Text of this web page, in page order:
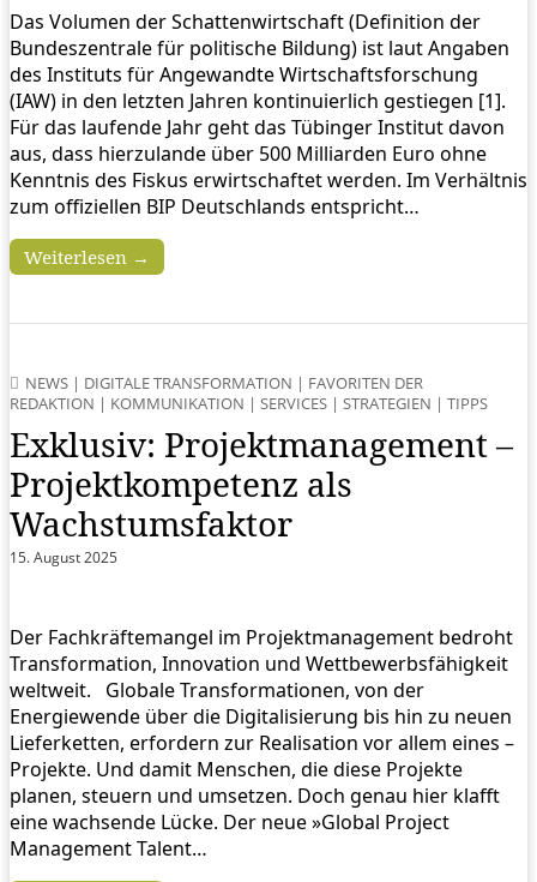
Das Volumen der Schattenwirtschaft (Definition der
Bundeszentrale für politische Bildung) ist laut Angaben
des Instituts für Angewandte Wirtschaftsforschung
(IAW) in den letzten Jahren kontinuierlich gestiegen [1].
Für das laufende Jahr geht das Tübinger Institut davon
aus, dass hierzulande über 500 Milliarden Euro ohne
Kenntnis des Fiskus erwirtschaftet werden. Im Verhältnis
zum offiziellen BIP Deutschlands entspricht…
Weiterlesen →
NEWS | DIGITALE TRANSFORMATION | FAVORITEN DER
REDAKTION | KOMMUNIKATION | SERVICES | STRATEGIEN | TIPPS
Exklusiv: Projektmanagement –
Projektkompetenz als
Wachstumsfaktor
15. August 2025
Der Fachkräftemangel im Projektmanagement bedroht
Transformation, Innovation und Wettbewerbsfähigkeit
weltweit. Globale Transformationen, von der
Energiewende über die Digitalisierung bis hin zu neuen
Lieferketten, erfordern zur Realisation vor allem eines –
Projekte. Und damit Menschen, die diese Projekte
planen, steuern und umsetzen. Doch genau hier klafft
eine wachsende Lücke. Der neue »Global Project
Management Talent…